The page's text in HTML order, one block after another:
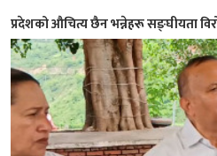
प्रदेशको औचित्य छैन भन्नेहरू सङ्घीयता